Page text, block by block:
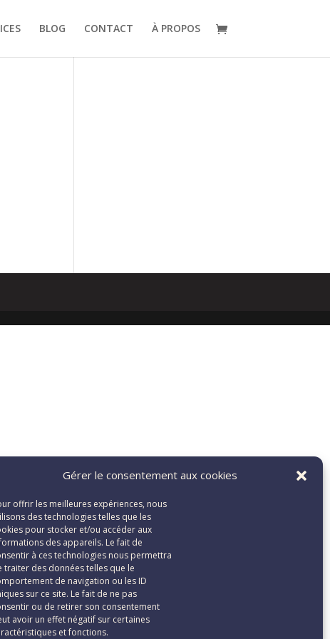
Gérer le consentement aux cookies
offrir les meilleures expériences, nous
des technologies telles que les
pour stocker et/ou accéder aux
des appareils. Le fait de
à ces technologies nous permettra
traiter des données telles que le
de navigation ou les ID
sur ce site. Le fait de ne pas
ou de retirer son consentement
avoir un effet négatif sur certaines
et fonctions.
BLOG CONTACT À PROPOS